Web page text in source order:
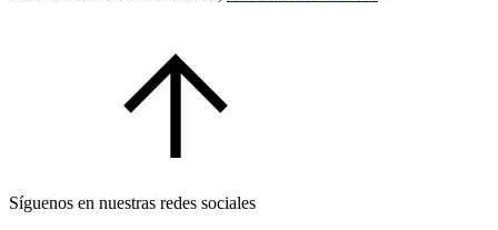
Síguenos en nuestras redes sociales